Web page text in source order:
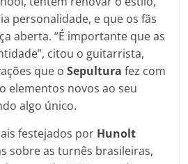
personalidade, e que os fãs
aberta. “É importante que as
citou o guitarrista,
que oSepulturafez com
elementos novos ao seu
algo único.
festejados por Hunolt
sobre as turnês brasileiras,